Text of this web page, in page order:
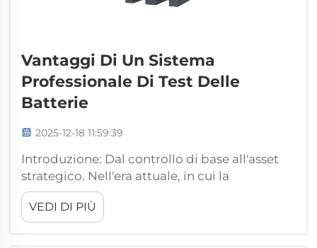
Vantaggi Di Un Sistema
Professionale Di Test Delle
Batterie
2025-12-18 11:59:39
Introduzione: Dal controllo di base all'asset
strategico. Nell'era attuale, in cui la
tecnologia delle batterie definisce la
competitività del prodotto, semplici verifiche
binarie di superamento/fallimento non sono
VEDI DI PIÙ